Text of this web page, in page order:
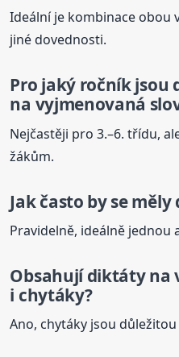
Ideální je kombinace obou
jiné dovednosti.
Pro jaký ročník jsou
na vyjmenovaná
Nejčastěji pro 3.–6. třídu,
žákům.
Jak často by se měly
Pravidelně, ideálně jednou
Obsahujídiktátyna
i chytáky?
Ano, chytáky jsou